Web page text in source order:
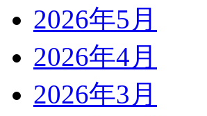
2026年5月
2026年4月
2026年3月